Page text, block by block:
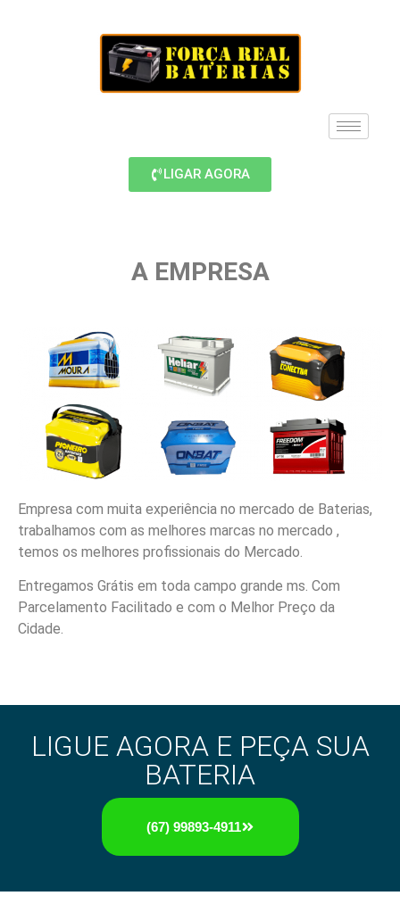
LIGAR AGORA
A EMPRESA
Empresa com muita experiência no mercado de Baterias,
trabalhamos com as melhores marcas no mercado ,
temos os melhores profissionais do Mercado.
Entregamos Grátis em toda campo grande ms. Com
Parcelamento Facilitado e com o Melhor Preço da
Cidade.
LIGUE AGORA E PEÇA SUA
BATERIA
(67) 99893-4911